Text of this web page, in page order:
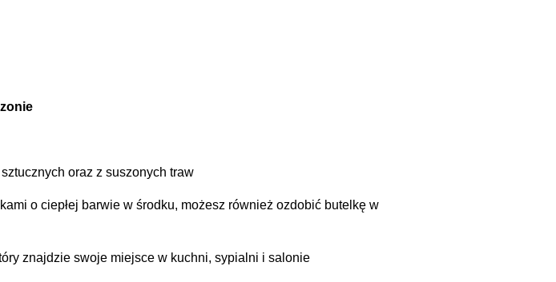
oraz z suszonych traw
o ciepłej barwie w środku, możesz również ozdobić butelkę w
znajdzie swoje miejsce w kuchni, sypialni i salonie